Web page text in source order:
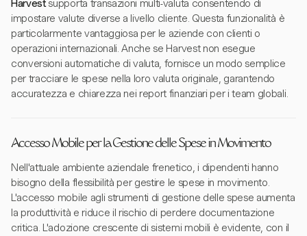
Harvestsupporta transazioni multi-valuta consentendo di
impostare valute diverse a livello cliente. Questa funzionalità è
particolarmente vantaggiosa per le aziende con clienti o
operazioni internazionali. Anche se Harvest non esegue
conversioni automatiche di valuta, fornisce un modo semplice
per tracciare le spese nella loro valuta originale, garantendo
accuratezza e chiarezza nei report finanziari per i team globali.
Accesso Mobile per la Gestione delle Spese in Movimento
Nell'attuale ambiente aziendale frenetico, i dipendenti hanno
bisogno della flessibilità per gestire le spese in movimento.
L'accesso mobile agli strumenti di gestione delle spese aumenta
la produttività e riduce il rischio di perdere documentazione
critica. L'adozione crescente di sistemi mobili è evidente, con il